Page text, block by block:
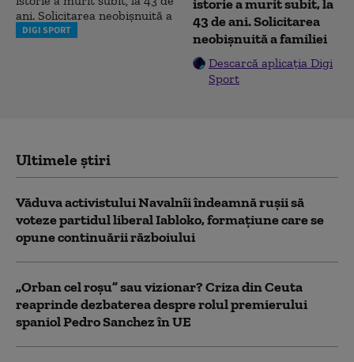
DIGI SPORT
istorie a murit subit, la
43 de ani. Solicitarea
neobișnuită a familiei
Descarcă aplicația Digi
Sport
Ultimele știri
Văduva activistului Navalnîi îndeamnă ruşii să
voteze partidul liberal Iabloko, formațiune care se
opune continuării războiului
„Orban cel roșu” sau vizionar? Criza din Ceuta
reaprinde dezbaterea despre rolul premierului
spaniol Pedro Sanchez în UE